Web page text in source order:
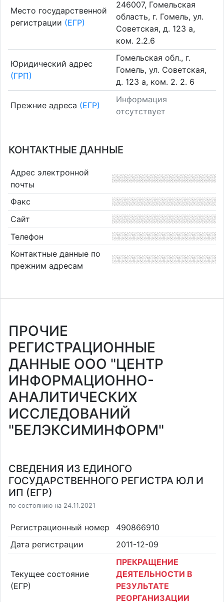
Место государственной
регистрации (ЕГР)
246007, Гомельская
область, г. Гомель, ул.
Советская, д. 123 а,
ком. 2.2.6
Юридический адрес
(ГРП)
Гомельская обл., г.
Гомель, ул. Советская,
д. 123 а, ком. 2. 2. 6
Прежние адреса (ЕГР)
Информация
отсутствует
КОНТАКТНЫЕ ДАННЫЕ
Адрес электронной
почты
Факс
Сайт
Телефон
Контактные данные по
прежним адресам
ПРОЧИЕ
РЕГИСТРАЦИОННЫЕ
ДАННЫЕ ООО "ЦЕНТР
ИНФОРМАЦИОННО-
АНАЛИТИЧЕСКИХ
ИССЛЕДОВАНИЙ
"БЕЛЭКСИМИНФОРМ"
СВЕДЕНИЯ ИЗ ЕДИНОГО
ГОСУДАРСТВЕННОГО РЕГИСТРА ЮЛ И
ИП (ЕГР)
по состоянию на 24.11.2021
Регистрационный номер
490866910
Дата регистрации
2011-12-09
Текущее состояние
(ЕГР)
ПРЕКРАЩЕНИЕ
ДЕЯТЕЛЬНОСТИ В
РЕЗУЛЬТАТЕ
РЕОРГАНИЗАЦИИ